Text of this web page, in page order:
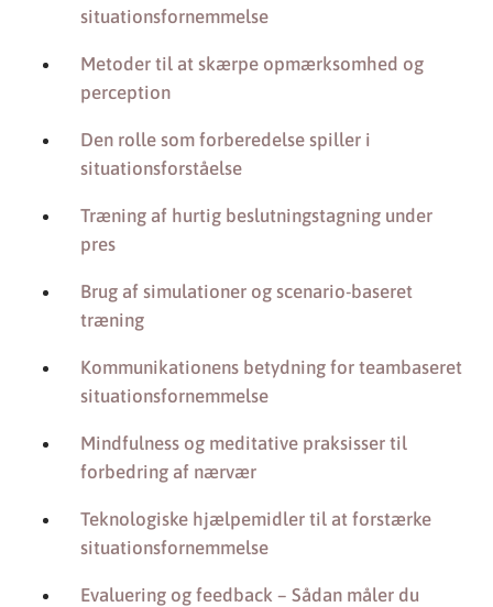
situationsfornemmelse
Metoder til at skærpe opmærksomhed og
perception
Den rolle som forberedelse spiller i
situationsforståelse
Træning af hurtig beslutningstagning under
pres
Brug af simulationer og scenario-baseret
træning
Kommunikationens betydning for teambaseret
situationsfornemmelse
Mindfulness og meditative praksisser til
forbedring af nærvær
Teknologiske hjælpemidler til at forstærke
situationsfornemmelse
Evaluering og feedback – Sådan måler du